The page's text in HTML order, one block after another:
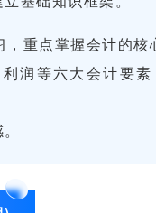
重点掌握会计的核
润等六大会计要